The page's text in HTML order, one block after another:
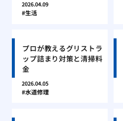
2026.04.09
生活
プロが教えるグリストラ
ップ詰まり対策と清掃料
金
2026.04.05
水道修理